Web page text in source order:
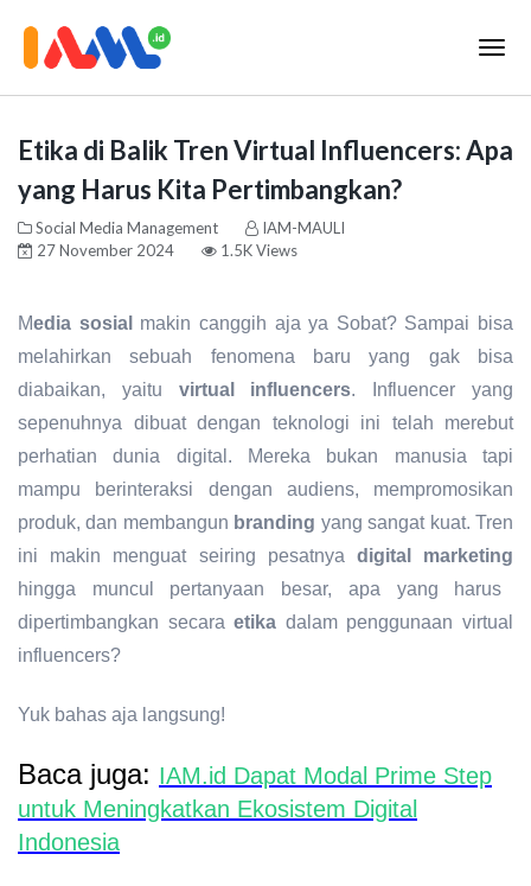
Etika di Balik Tren Virtual Influencers: Apa
yang Harus Kita Pertimbangkan?
Social Media Management
IAM-MAULI
27 November 2024
1.5K Views
Media sosial
makin canggih aja ya Sobat? Sampai bisa
melahirkan sebuah fenomena baru yang gak bisa
diabaikan, yaitu virtual influencers. Influencer yang
sepenuhnya dibuat dengan teknologi ini telah merebut
perhatian dunia digital. Mereka bukan manusia tapi
mampu berinteraksi dengan audiens, mempromosikan
produk, dan membangun branding yang sangat kuat. Tren
ini makin menguat seiring pesatnya digital marketing
hingga muncul pertanyaan besar, apa yang harus
dipertimbangkan secaraetika dalam penggunaan virtual
influencers?
Yuk bahas aja langsung!
Baca juga: IAM.id Dapat Modal Prime Step
untuk Meningkatkan Ekosistem Digital
Indonesia